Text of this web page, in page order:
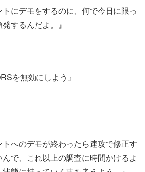
トにデモをするのに、何で今日に限っ
するんだよ。』
を無効にしよう』
へのデモが終わったら速攻で修正す
で、これ以上の調査に時間かけるよ